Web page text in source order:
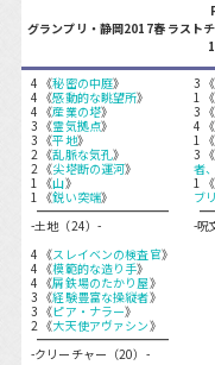
グランプリ・静岡2017春 ラスト
4 《秘密の中庭》
4 《感動的な眺望所》
4 《産業の塔》
3 《霊気拠点》
3 《平地》
2 《乱脈な気孔》
2 《尖塔断の運河》
1 《山》
1 《鋭い突端》
-土地（24）-
4 《スレイベンの検査官》
4 《模範的な造り手》
4 《屑鉄場のたかり屋》
3 《経験豊富な操縦者》
3 《ピア・ナラー》
2 《大天使アヴァシン》
-クリーチャー（20）-
3 《
1 《
3 《
4 《
1 《
3 《
者
1 《
ブ
-呪